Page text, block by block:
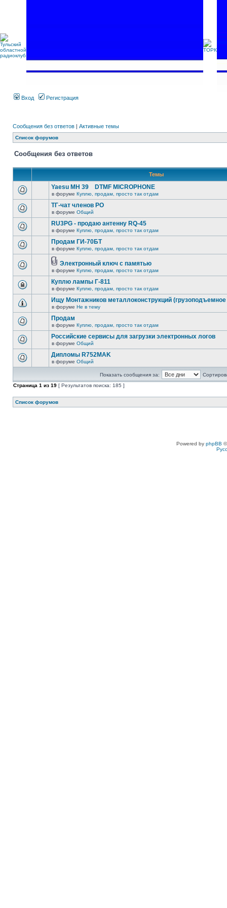
Вход Регистрация
Сообщения без ответов | Активные темы
Список форумов
Сообщения без ответов
Темы
Yaesu MH 39 DTMF MICROPHONE
в форуме Куплю, продам, просто так отдам
ТГ-чат членов РО
в форуме Общий
RU3PG - продаю антенну RQ-45
в форуме Куплю, продам, просто так отдам
Продам ГИ-70БТ
в форуме Куплю, продам, просто так отдам
Электронный ключ с памятью
в форуме Куплю, продам, просто так отдам
Куплю лампы Г-811
в форуме Куплю, продам, просто так отдам
Ищу Монтажников металлоконструкций
в форуме Не в тему
Продам
в форуме Куплю, продам, просто так отдам
Российские сервисы для загрузки электронных логов
в форуме Общий
Дипломы R752MAK
в форуме Общий
Показать сообщения за:
Страница 1 из 19 [ Результатов поиска: 185 ]
Список форумов
Powered by phpBB